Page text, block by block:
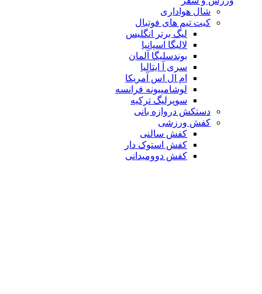
شال هواداری
کیت تیم های فوتبال
لیگ برتر انگلیس
لالیگا اسپانیا
بوندسلیگا آلمان
سری آ ایتالیا
ام ال اس آمریکا
لوشامپیونه فرانسه
سوپرلیگ ترکیه
دستکش دروازه بانی
کفش ورزشی
کفش سالنی
کفش استوک دار
کفش دوومیدانی